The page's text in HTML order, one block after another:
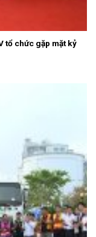
tổ chức gặp mặt kỷ